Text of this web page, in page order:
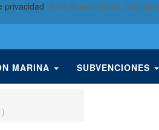
privacidad. Para desactivarlas,
MARINA SUBVENCIONES